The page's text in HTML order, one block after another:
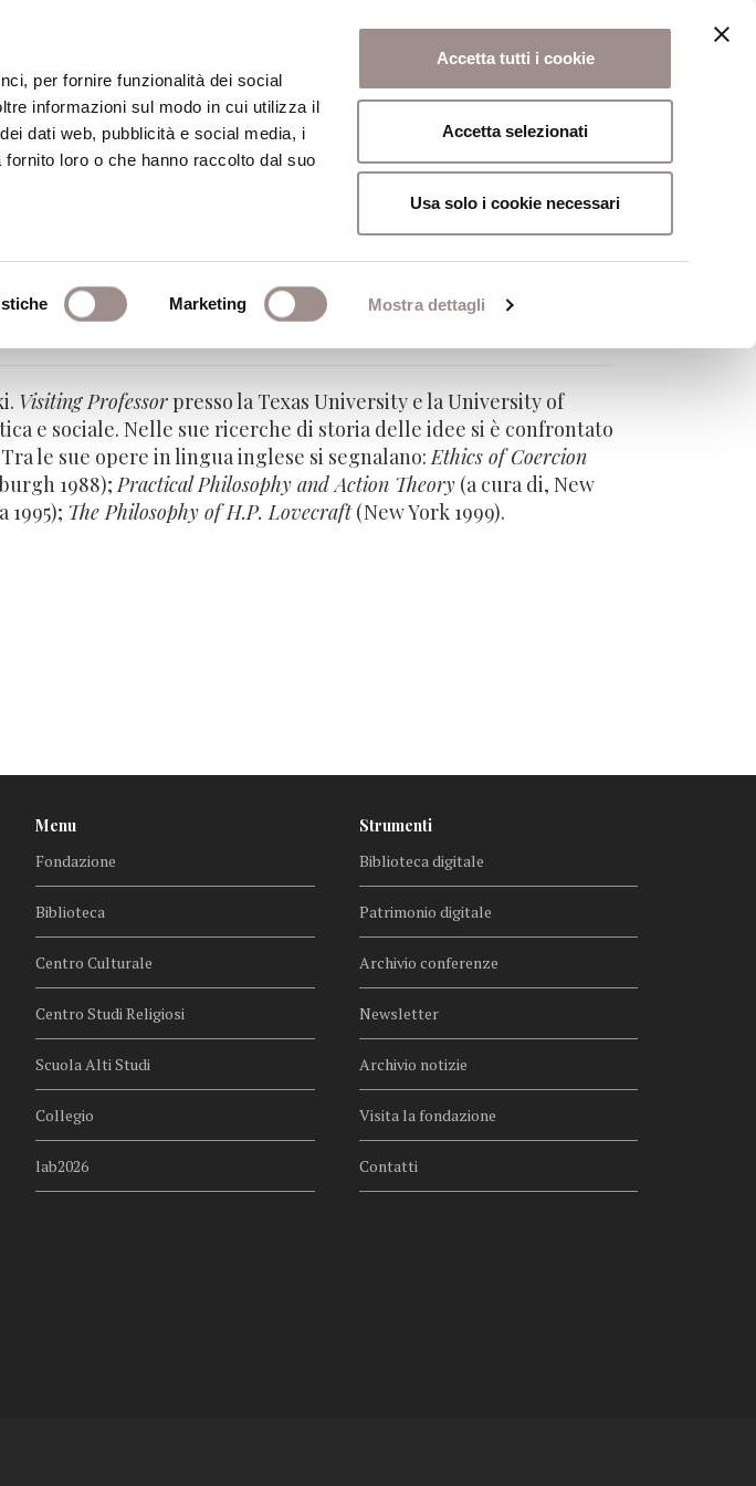
per fornire funzionalità dei social
informazioni sul modo in cui utilizza il
dati web, pubblicità e social media, i
loro o che hanno raccolto dal suo
Marketing Mostra dettagli
Accetta tutti i cookie
Accetta selezionati
Usa solo i cookie necessari
Centro Studi Religiosi Scuola Alti Studi
Visiting Professorpresso la Texas University e la University of
e sociale. Nelle sue ricerche di storia delle idee si è confrontato
le sue opere in lingua inglese si segnalano:Ethics of Coercion
1988);Practical Philosophy and Action Theory (a cura di, New
1995); The Philosophy of H.P. Lovecraft(New York 1999).
Menu
Fondazione
Biblioteca
Centro Culturale
Centro Studi Religiosi
Scuola Alti Studi
Collegio
lab2026
Strumenti
Biblioteca digitale
Patrimonio digitale
Archivio conferenze
Newsletter
Archivio notizie
Visita la fondazione
Contatti